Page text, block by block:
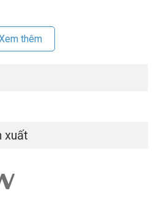
thoải mái lựa chọn theo từng nhu
thêm
xuất